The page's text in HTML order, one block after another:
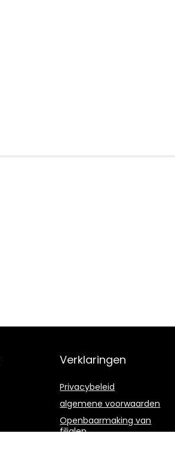
Verklaringen
Privacybeleid
algemene voorwaarden
Openbaarmaking van
filialen